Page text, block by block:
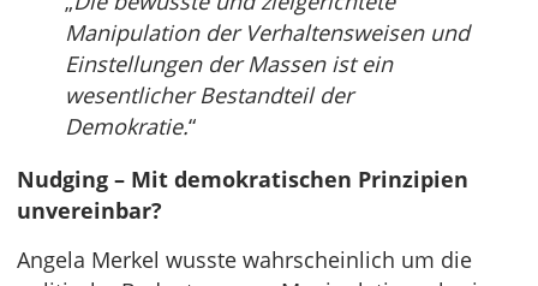
Manipulation der Verhaltensweisen und
Einstellungen der Massen ist ein
wesentlicher Bestandteil der
Demokratie.“
Nudging – Mit demokratischen Prinzipien
unvereinbar?
Angela Merkel wusste wahrscheinlich um die